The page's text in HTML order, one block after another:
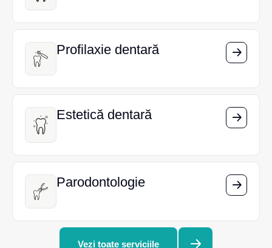
Profilaxie dentară
Profilaxie dentară
Estetică dentară
Estetică dentară
Parodontologie
Parodontologie
Vezi toate serviciile